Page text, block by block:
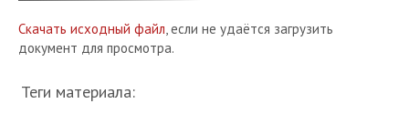
Скачать исходный файл, если не удаётся загрузить
документ для просмотра.
Теги материала: